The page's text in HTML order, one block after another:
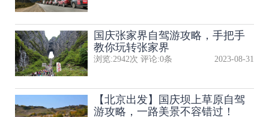
国庆张家界自驾游攻略，手把手
教你玩转张家界
浏览:2942次 评论:0条 2023-08-31
【北京出发】国庆坝上草原自驾
游攻略，一路美景不容错过！